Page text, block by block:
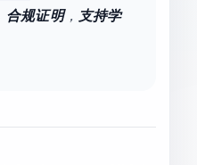
规证明， 支持学